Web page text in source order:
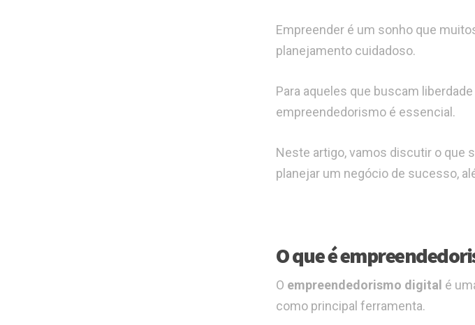
Empreender é um sonho que
planejamento cuidadoso.
Para aqueles que buscam
empreendedorismo é essencial.
Neste artigo, vamos discutir o que
planejar um negócio de sucesso,
O que é
O empreendedorismo digital é
como principal ferramenta.